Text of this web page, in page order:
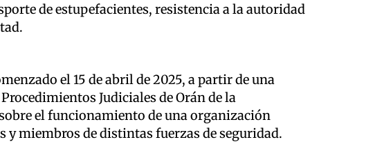
de estupefacientes, resistencia a la autoridad
el 15 de abril de 2025, a partir de una
Judiciales de Orán de la
el funcionamiento de una organización
miembros de distintas fuerzas de seguridad.